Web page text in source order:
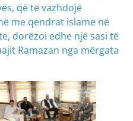
që të vazhdojë
me qendrat islame në
dorëzoi edhe një sasi të
Ramazan nga mërgata